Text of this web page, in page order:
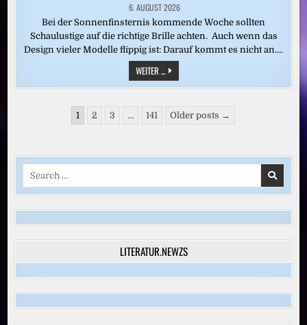
6. AUGUST 2026
Bei der Sonnenfinsternis kommende Woche sollten
Schaulustige auf die richtige Brille achten. Auch wenn das
Design vieler Modelle flippig ist: Darauf kommt es nicht an….
WEITER ... SONNENFINSTERNIS:
DEUTSCHLAND
SIEHT
Seitennummerierung
Beiträge
1 2 3 … 141 Older posts →
LITERATUR.NEWZS